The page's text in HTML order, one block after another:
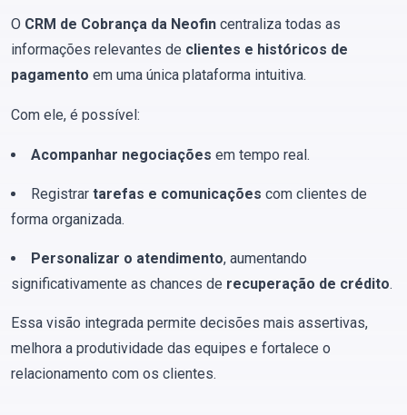
O CRM de Cobrança da Neofin centraliza todas as
informações relevantes de clientes e históricos de
pagamento em uma única plataforma intuitiva.
Com ele, é possível:
Acompanhar negociações em tempo real.
Registrar tarefas e comunicações com clientes de
forma organizada.
Personalizar o atendimento, aumentando
significativamente as chances de recuperação de crédito.
Essa visão integrada permite decisões mais assertivas,
melhora a produtividade das equipes e fortalece o
relacionamento com os clientes.